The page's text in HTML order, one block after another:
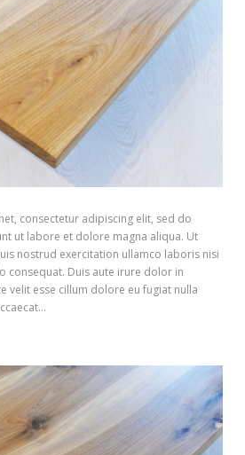
consectetur adipiscing elit, sed do
ut labore et dolore magna aliqua. Ut
nostrud exercitation ullamco laboris nisi
consequat. Duis aute irure dolor in
velit esse cillum dolore eu fugiat nulla